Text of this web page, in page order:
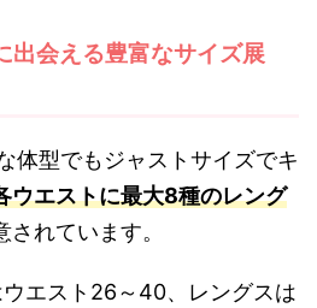
会える豊富なサイズ展
体型でもジャストサイズでキ
ウエストに最大8種のレング
されています。
ウエスト26～40、レングスは